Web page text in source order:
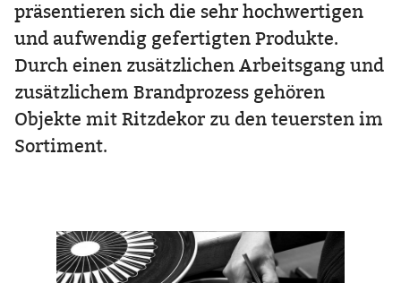
präsentieren sich die sehr hochwertigen
und aufwendig gefertigten Produkte.
Durch einen zusätzlichen Arbeitsgang und
zusätzlichem Brandprozess gehören
Objekte mit Ritzdekor zu den teuersten im
Sortiment.